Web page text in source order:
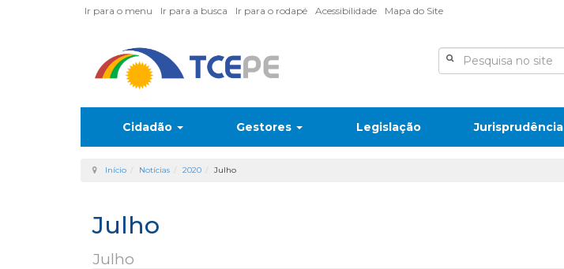
Ir para o menu Ir para a busca Ir para o rodapé Acessibilidade Mapa do Site
Cidadão Gestores Legislação Jurisprudência
Início Notícias 2020 Julho
Julho
Julho